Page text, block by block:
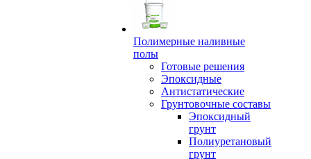
Полимерные наливные
полы
Готовые решения
Эпоксидные
Антистатические
Грунтовочные составы
Эпоксидный
грунт
Полиуретановый
грунт